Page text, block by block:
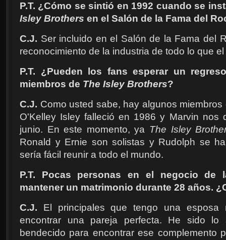
P.T. ¿Cómo se sintió en 1992 cuando se
Isley Brothers en el Salón de la Fama del
C.J. Ser incluido en el Salón de la Fama del
reconocimiento de la industria de todo lo que
P.T. ¿Pueden los fans esperar un
miembros de The Isley Brothers?
C.J. Como usted sabe, hay algunos
O'Kelley Isley falleció en 1986 y Marvin nos
junio. En este momento, ya The Isley
Ronald y Ernie son solistas y Rudolph se
sería fácil reunir a todo el mundo.
P.T. Pocas personas en el negocio de
mantener un matrimonio durante 28 años.
C.J. El principales que tengo una esposa
encontrar una pareja perfecta. He sido lo
bendecido para encontrar ese complemento